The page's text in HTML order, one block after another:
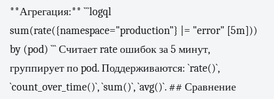
**Агрегация:** ```logql
sum(rate({namespace="production"} |= "error" [5m]))
by (pod) ``` Считает rate ошибок за 5 минут,
группирует по pod. Поддерживаются: `rate()`,
`count_over_time()`, `sum()`, `avg()`. ## Сравнение